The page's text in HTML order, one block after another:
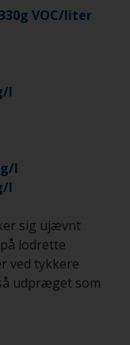
VOC/liter
l
l
l
sig ujævnt
lodrette
ved tykkere
udpræget som